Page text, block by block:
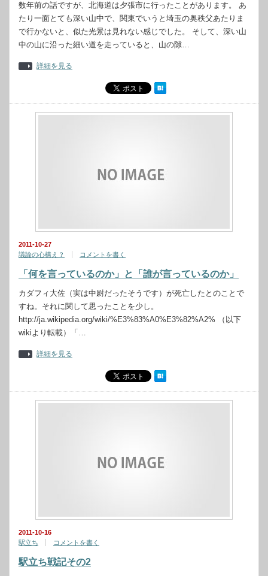
数年前の話ですが、北海道は夕張市に行ったことがあります。 あ
たり一面とても深い山中で、関東でいうと埼玉の奥秩父あたりま
で行かないと、似た光景は見れない感じでした。 そして、深い山
中の山に沿った細い道を走っていると、山の隙…
詳細を見る
2011-10-27
議論の心構え？
コメントを書く
「何を言っているのか」と「誰が言っているのか」
カダフィ大佐（実は中尉だったそうです）が死亡したとのことで
すね。それに関して思ったことを少し。
http://ja.wikipedia.org/wiki/%E3%83%A0%E3%82%A2% （以下
wikiより転載）「…
詳細を見る
2011-10-16
駅立ち
コメントを書く
駅立ち戦記その2